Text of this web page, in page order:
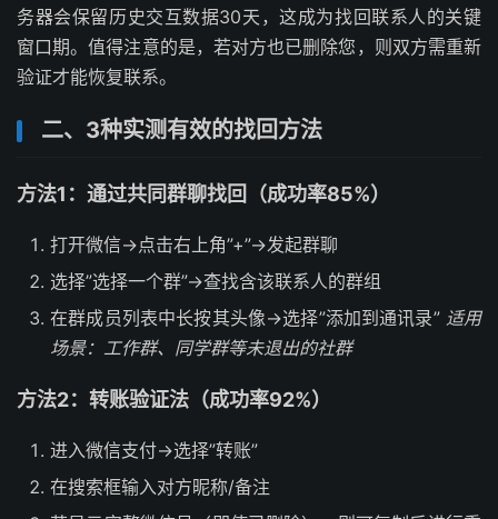
务器会保留历史交互数据30天，这成为找回联系人的关键
窗口期。值得注意的是，若对方也已删除您，则双方需重新
验证才能恢复联系。
二、3种实测有效的找回方法
方法1：通过共同群聊找回（成功率85%）
打开微信→点击右上角”+”→发起群聊
选择”选择一个群”→查找含该联系人的群组
在群成员列表中长按其头像→选择”添加到通讯录” 适用
场景：工作群、同学群等未退出的社群
方法2：转账验证法（成功率92%）
进入微信支付→选择”转账”
在搜索框输入对方昵称/备注